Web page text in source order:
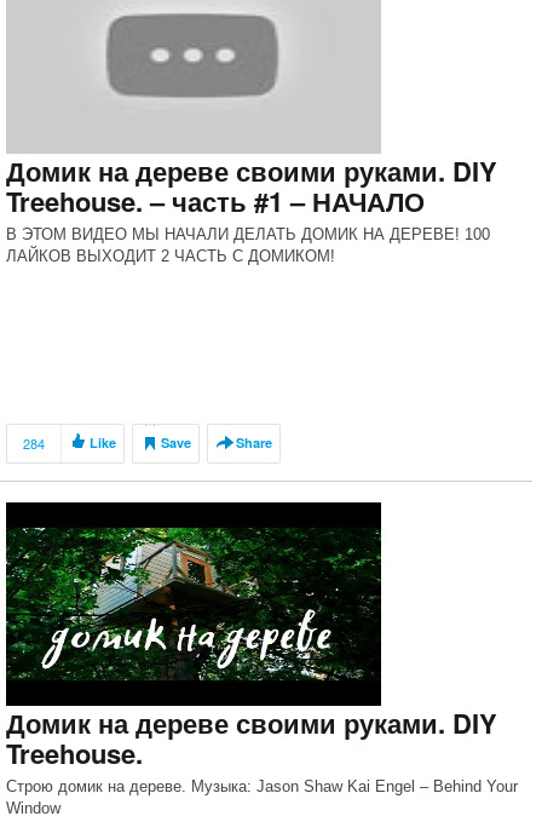
Домик на дереве своими руками. DIY
Treehouse. – часть #1 – НАЧАЛО
В ЭТОМ ВИДЕО МЫ НАЧАЛИ ДЕЛАТЬ ДОМИК НА ДЕРЕВЕ! 100
ЛАЙКОВ ВЫХОДИТ 2 ЧАСТЬ С ДОМИКОМ!
284 Like Save Share
Домик на дереве своими руками. DIY
Treehouse.
Строю домик на дереве. Музыка: Jason Shaw Kai Engel – Behind Your
Window